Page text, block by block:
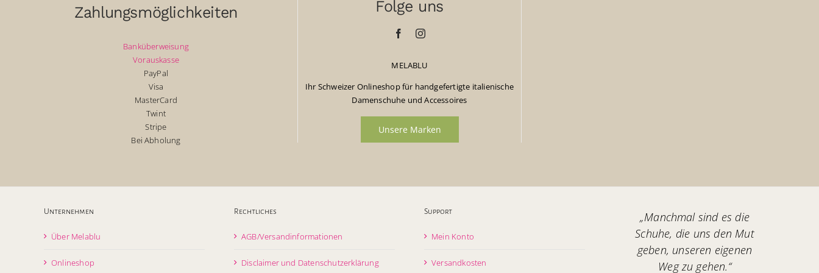
Zahlungsmöglichkeiten
Banküberweisung
Vorauskasse
PayPal
Visa
MasterCard
Twint
Stripe
Bei Abholung
Folge uns
MELABLU
Ihr Schweizer Onlineshop für handgefertigte italienische
Damenschuhe und Accessoires
Unsere Marken
Unternehmen
Über Melablu
Onlineshop
Rechtliches
AGB/Versandinformationen
Disclaimer und Datenschutzerklärung
Support
Mein Konto
Versandkosten
„Manchmal sind es die
Schuhe, die uns den Mut
geben, unseren eigenen
Weg zu gehen.“